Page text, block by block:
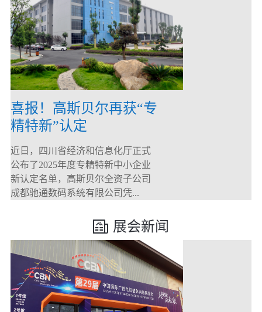
喜报！高斯贝尔再获“专
精特新”认定
近日，四川省经济和信息化厅正式
公布了2025年度专精特新中小企业
新认定名单，高斯贝尔全资子公司
成都驰通数码系统有限公司凭...
展会新闻